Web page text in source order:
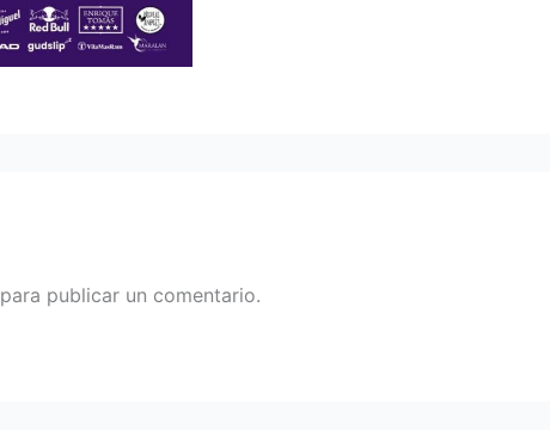
para publicar un comentario.